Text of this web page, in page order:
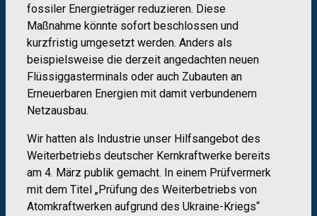
fossiler Energieträger reduzieren. Diese
Maßnahme könnte sofort beschlossen und
kurzfristig umgesetzt werden. Anders als
beispielsweise die derzeit angedachten neuen
Flüssiggasterminals oder auch Zubauten an
Erneuerbaren Energien mit damit verbundenem
Netzausbau.
Wir hatten als Industrie unser Hilfsangebot des
Weiterbetriebs deutscher Kernkraftwerke bereits
am 4. März publik gemacht. In einem Prüfvermerk
mit dem Titel „Prüfung des Weiterbetriebs von
Atomkraftwerken aufgrund des Ukraine-Kriegs“